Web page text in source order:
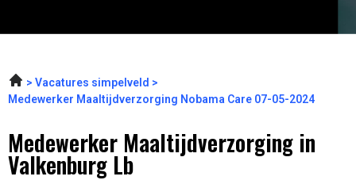
Vacatures simpelveld
Medewerker Maaltijdverzorging Nobama Care 07-05-2024
Medewerker Maaltijdverzorging in
Valkenburg Lb